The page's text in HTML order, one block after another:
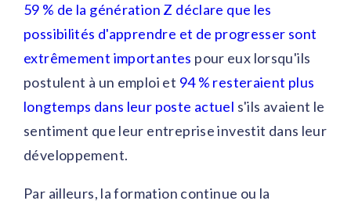
59 % de la génération Z déclare que les
possibilités d'apprendre et de progresser sont
extrêmement importantes pour eux lorsqu'ils
postulent à un emploi et 94 % resteraient plus
longtemps dans leur poste actuel s'ils avaient le
sentiment que leur entreprise investit dans leur
développement.
Par ailleurs, la formation continue ou la